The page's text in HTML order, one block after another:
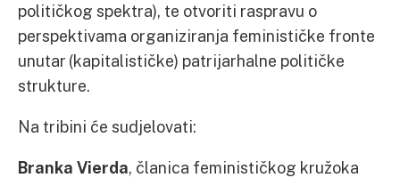
političkog spektra), te otvoriti raspravu o
perspektivama organiziranja feminističke fronte
unutar (kapitalističke) patrijarhalne političke
strukture.
Na tribini će sudjelovati:
Branka Vierda, članica feminističkog kružoka